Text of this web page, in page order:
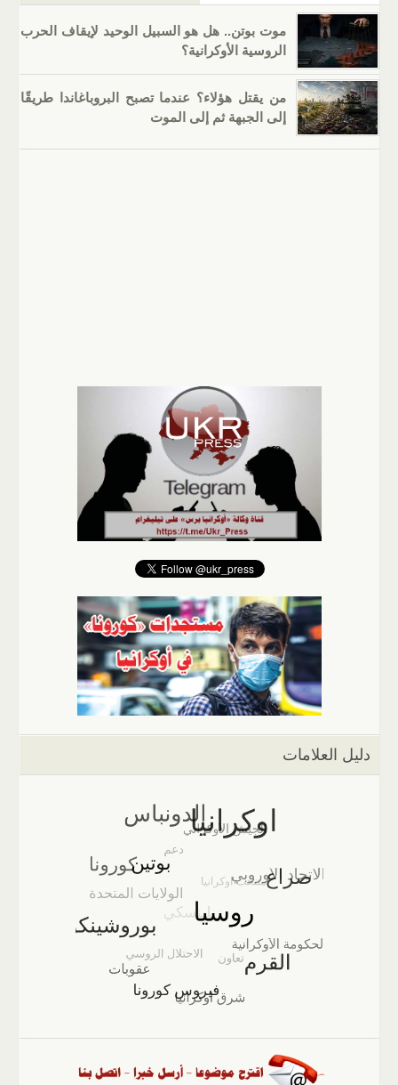
موت بوتن.. هل هو السبيل الوحيد لإيقاف الحرب
الروسية الأوكرانية؟
من يقتل هؤلاء؟ عندما تصبح البروباغاندا طريقًا
إلى الجبهة ثم إلى الموت
دليل العلامات